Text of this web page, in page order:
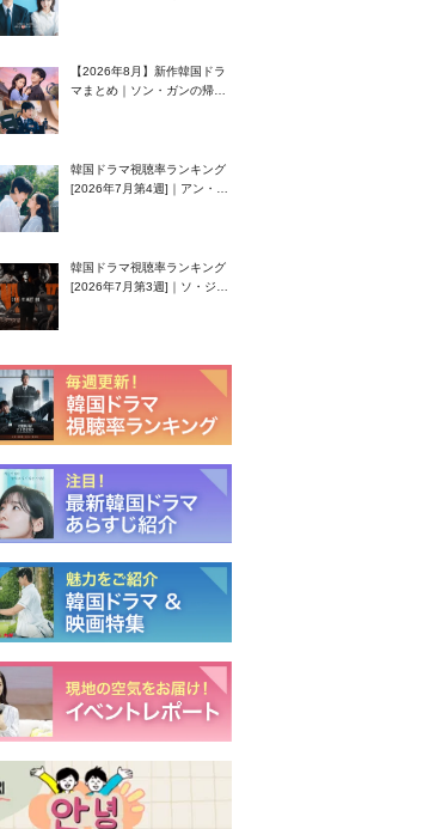
【2026年8月】新作韓国ドラ
マまとめ｜ソン・ガンの帰
韓国ドラマ視聴率ランキング
[2026年7月第4週]｜アン・ヒ
韓国ドラマ視聴率ランキング
[2026年7月第3週]｜ソ・ジソ